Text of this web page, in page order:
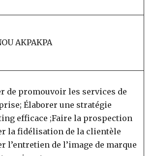
AKPAKPA
de promouvoir les services de
Élaborer une stratégie
efficace ;Faire la prospection
la fidélisation de la clientèle
l’entretien de l’image de marque